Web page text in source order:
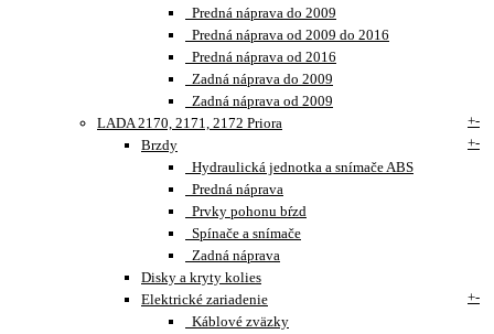
Predná náprava do 2009
Predná náprava od 2009 do 2016
Predná náprava od 2016
Zadná náprava do 2009
Zadná náprava od 2009
LADA 2170, 2171, 2172 Priora
+-
Brzdy
+-
Hydraulická jednotka a snímače ABS
Predná náprava
Prvky pohonu bŕzd
Spínače a snímače
Zadná náprava
Disky a kryty kolies
Elektrické zariadenie
+-
Káblové zväzky